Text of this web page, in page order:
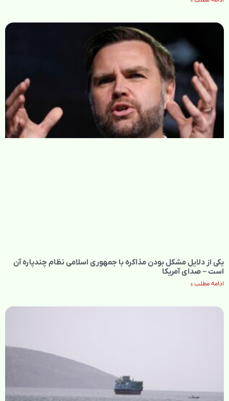
یکی از دلایل مشکل بودن مذاکره با جمهوری اسلامی نظام چندپاره آن
است – صدای آمریکا
ادامه مطلب »